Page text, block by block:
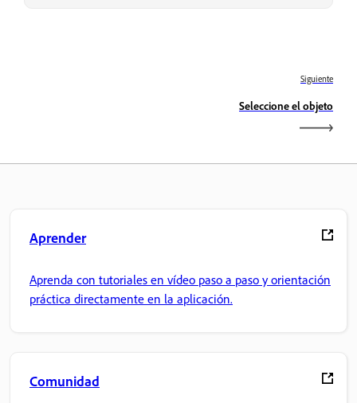
Siguiente
Seleccione el objeto
Aprender
Aprenda con tutoriales en vídeo paso a paso y orientación
práctica directamente en la aplicación.
Comunidad